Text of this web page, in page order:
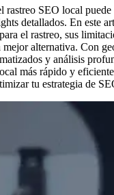
rastreo SEO local
detallados. En este
el rastreo, sus
alternativa. Con
y análisis
más rápido y
tu estrategia de